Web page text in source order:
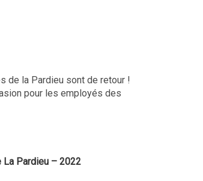
de la Pardieu sont de retour !
pour les employés des
Pardieu – 2022